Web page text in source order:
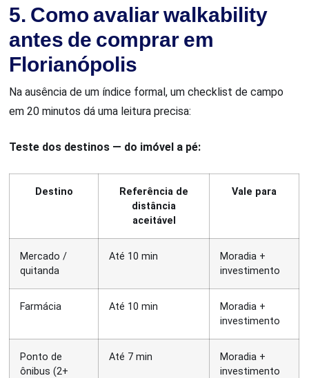
5. Como avaliar walkability
antes de comprar em
Florianópolis
Na ausência de um índice formal, um checklist de campo
em 20 minutos dá uma leitura precisa:
Teste dos destinos — do imóvel a pé:
Destino
Referência de
distância
aceitável
Vale para
Mercado /
quitanda
Até 10 min
Moradia +
investimento
Farmácia Até 10 min
Moradia +
investimento
Ponto de
ônibus (2+
Até 7 min
Moradia +
investimento